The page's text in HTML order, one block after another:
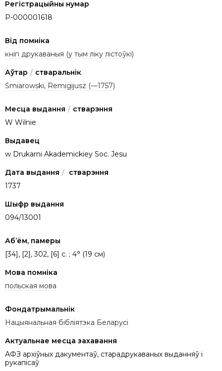
Регістрацыйны нумар
P-000001618
Від помніка
кнігі друкаваныя (у тым ліку лістоўкі)
Аўтар / стваральнік
Śmiarowski, Remigijusz (—1757)
Месца выдання / стварэння
W Wilnie
Выдавец
w Drukarni Akademickiey Soc. Jesu
Дата выдання / стварэння
1737
Шыфр выдання
094/13001
Аб’ём, памеры
[34], [2], 302, [6] с. ; 4° (19 см)
Мова помніка
польская мова
Фондатрымальнік
Нацыянальная бібліятэка Беларусі
Актуальнае месца захавання
АФЗ архіўных дакументаў, старадрукаваных выданняў і
рукапісаў